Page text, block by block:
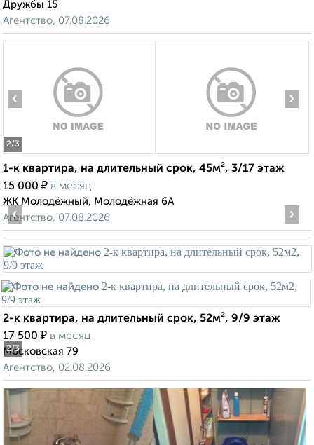
Дружбы 15
Агентство, 07.08.2026
2/3
‹ ›
1-к квартира, на длительный срок, 45м², 3/17 этаж
15 000 ₽ в месяц
ЖК Молодёжный, Молодёжная 6А
Агентство, 07.08.2026
2/3
‹ ›
2-к квартира, на длительный срок, 52м², 9/9 этаж
17 500 ₽ в месяц
Московская 79
Агентство, 02.08.2026